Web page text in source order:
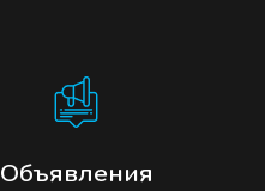
Объявления